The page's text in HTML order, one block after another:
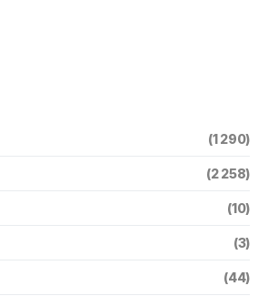
(1 290)
(2 258)
(10)
(3)
(44)